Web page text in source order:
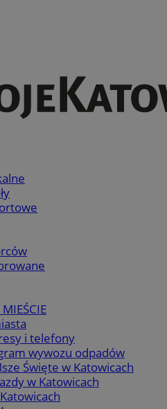
i telefony
wywozu odpadów
Święte w Katowicach
w Katowicach